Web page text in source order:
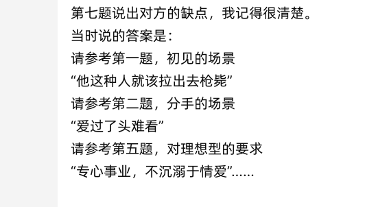
第七题说出对方的缺点，我记得很清楚。
当时说的答案是：
请参考第一题，初见的场景
“他这种人就该拉出去枪毙”
请参考第二题，分手的场景
“爱过了头难看”
请参考第五题，对理想型的要求
“专心事业，不沉溺于情爱”……